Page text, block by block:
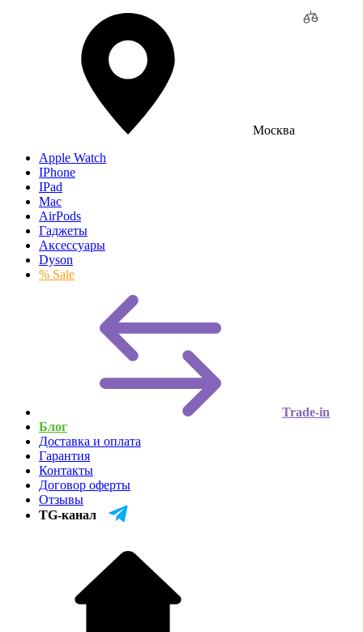
Москва
Apple Watch
IPhone
IPad
Mac
AirPods
Гаджеты
Аксессуары
Dyson
% Sale
Trade-in
Блог
Доставка и оплата
Гарантия
Контакты
Договор оферты
Отзывы
TG-канал